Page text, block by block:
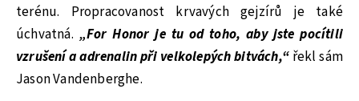
terénu. Propracovanost krvavých gejzírů je také
úchvatná. „For Honor je tu od toho, aby jste pocítili
vzrušení a adrenalin při velkolepých bitvách,“ řekl sám
Jason Vandenberghe.